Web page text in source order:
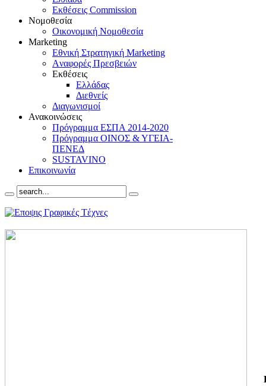
Eκθέσεις Commission
Νομοθεσία
Οικονομική Νομοθεσία
Marketing
Eθνική Στρατηγική Marketing
Aναφορές Πρεσβειών
Eκθέσεις
Eλλάδας
Διεθνείς
Διαγωνισμοί
Ανακοινώσεις
Πρόγραμμα ΕΣΠΑ 2014-2020
Πρόγραμμα ΟΙΝΟΣ & ΥΓΕΙΑ-
ΠΕΝΕΔ
SUSTAVINO
Επικοινωνία